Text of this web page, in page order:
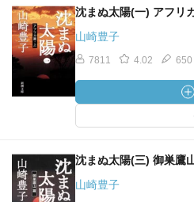
沈まぬ太陽(一) アフリ
山崎豊子
7811 4.02 650
沈まぬ太陽(三) 御巣鷹
山崎豊子